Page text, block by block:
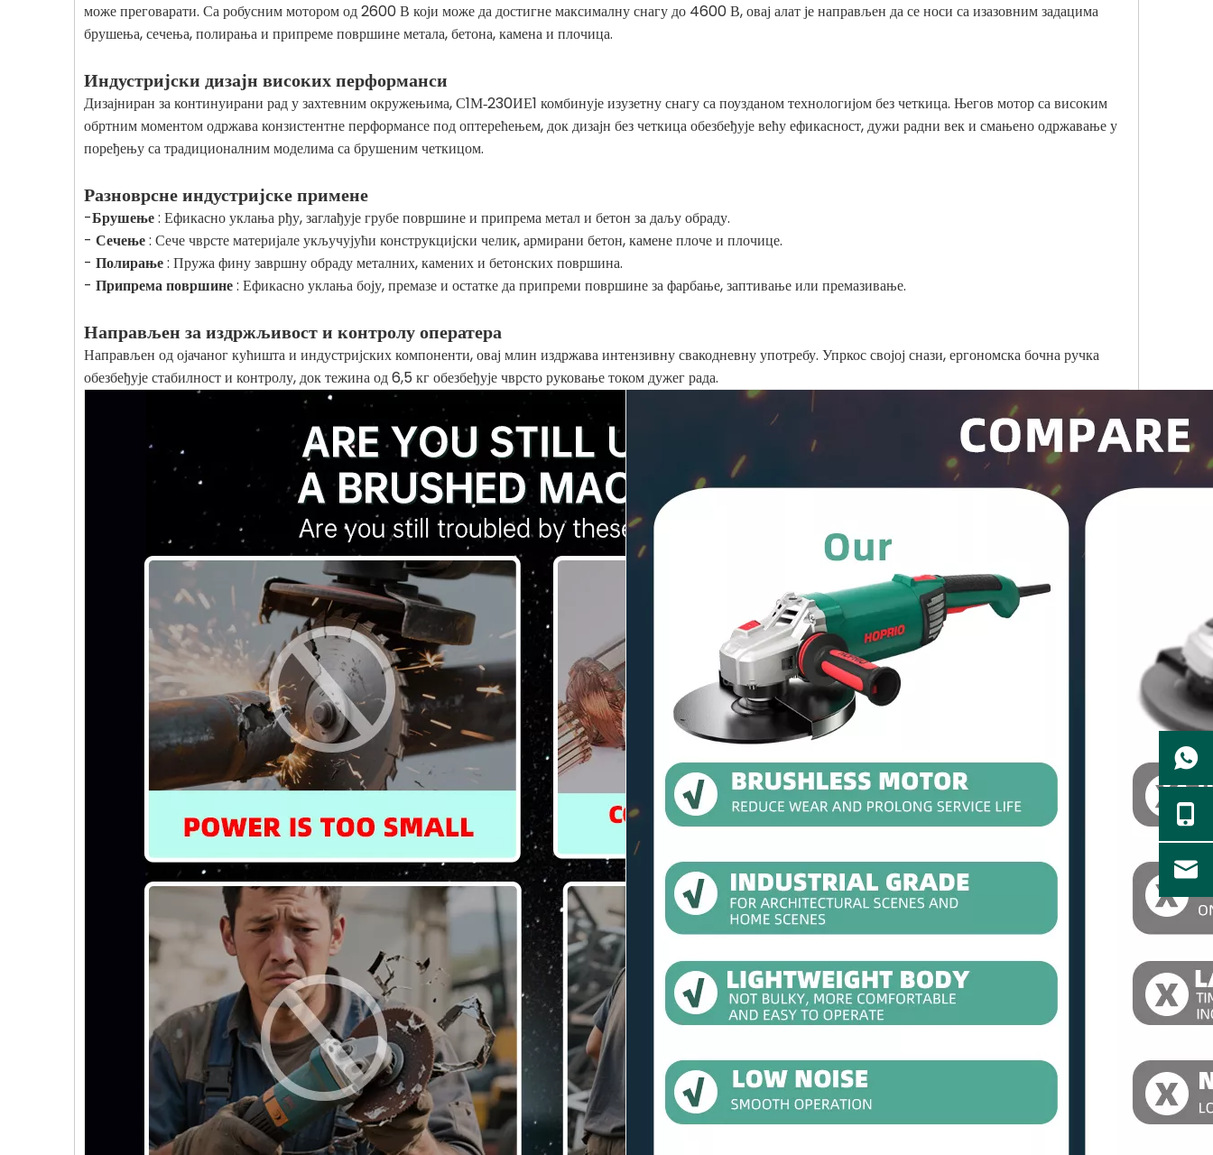
може преговарати. Са робусним мотором од 2600 В који може да достигне максималну снагу до 4600 В, овај алат је направљен да се носи са изазовним задацима
брушења, сечења, полирања и припреме површине метала, бетона, камена и плочица.
Индустријски дизајн високих перформанси
Дизајниран за континуирани рад у захтевним окружењима, С1М‑230ИЕ1 комбинује изузетну снагу са поузданом технологијом без четкица. Његов мотор са високим
обртним моментом одржава конзистентне перформансе под оптерећењем, док дизајн без четкица обезбеђује већу ефикасност, дужи радни век и смањено одржавање у
поређењу са традиционалним моделима са брушеним четкицом.
Разноврсне индустријске примене
-Брушење: Ефикасно уклања рђу, заглађује грубе површине и припрема метал и бетон за даљу обраду.
- Сечење: Сече чврсте материјале укључујући конструкцијски челик, армирани бетон, камене плоче и плочице.
- Полирање: Пружа фину завршну обраду металних, камених и бетонских површина.
- Припрема површине: Ефикасно уклања боју, премазе и остатке да припреми површине за фарбање, заптивање или премазивање.
Направљен за издржљивост и контролу оператера
Направљен од ојачаног кућишта и индустријских компоненти, овај млин издржава интензивну свакодневну употребу. Упркос својој снази, ергономска бочна ручка
обезбеђује стабилност и контролу, док тежина од 6,5 кг обезбеђује чврсто руковање током дужег рада.